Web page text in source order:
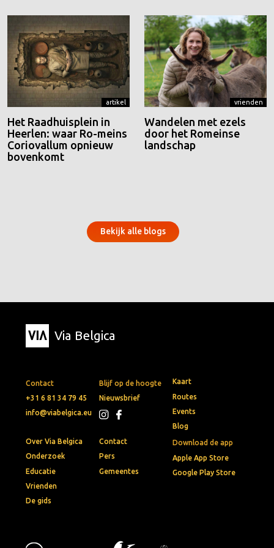
artikel
Het Raadhuisplein in
Heerlen: waar Ro-meins
Coriovallum opnieuw
bovenkomt
vrienden
Wandelen met ezels
door het Romeinse
landschap
Bekijk alle blogs
Via Belgica
Contact
+31 6 81 34 79 45
info@viabelgica.eu
Blijf op de hoogte
Nieuwsbrief
Download de app
Apple App Store
Google Play Store
Kaart
Routes
Events
Blog
Over Via Belgica
Onderzoek
Educatie
Vrienden
De gids
Contact
Pers
Gemeentes